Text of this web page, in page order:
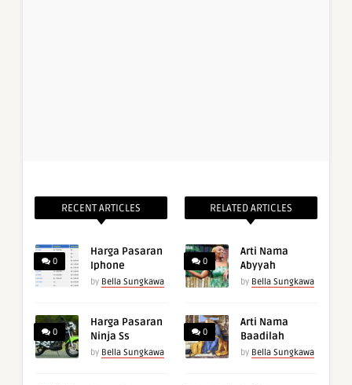
RECENT ARTICLES
0
Harga Pasaran
Iphone
by Bella Sungkawa
0
Harga Pasaran
Ninja Ss
by Bella Sungkawa
RELATED ARTICLES
0
Arti Nama
Abyyah
by Bella Sungkawa
0
Arti Nama
Baadilah
by Bella Sungkawa